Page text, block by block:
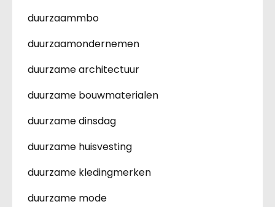
duurzaammbo
duurzaamondernemen
duurzame architectuur
duurzame bouwmaterialen
duurzame dinsdag
duurzame huisvesting
duurzame kledingmerken
duurzame mode